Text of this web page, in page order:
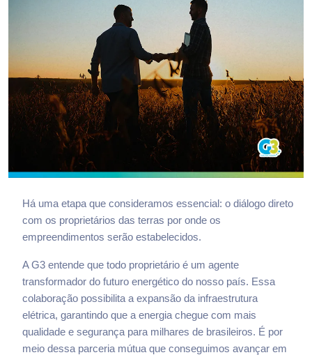
Há uma etapa que consideramos essencial: o diálogo direto
com os proprietários das terras por onde os
empreendimentos serão estabelecidos.
A G3 entende que todo proprietário é um agente
transformador do futuro energético do nosso país. Essa
colaboração possibilita a expansão da infraestrutura
elétrica, garantindo que a energia chegue com mais
qualidade e segurança para milhares de brasileiros. É por
meio dessa parceria mútua que conseguimos avançar em